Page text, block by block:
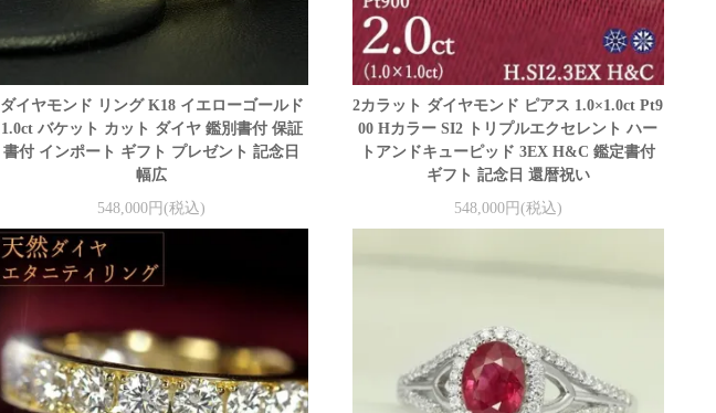
ダイヤモンド リング K18 イエローゴールド
1.0ct バケット カット ダイヤ 鑑別書付 保証
書付 インポート ギフト プレゼント 記念日
幅広
548,000円(税込)
2カラット ダイヤモンド ピアス 1.0×1.0ct Pt9
00 Hカラー SI2 トリプルエクセレント ハー
トアンドキューピッド 3EX H&C 鑑定書付
ギフト 記念日 還暦祝い
548,000円(税込)